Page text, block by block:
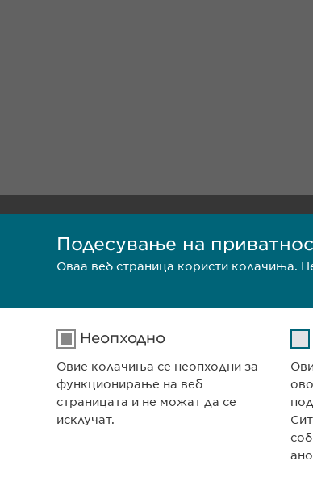
Евофарма АГ
Антон Попов
Заштита на лични податоци
Подесување на
Оваа веб страница користи колачиња.
Неопходно
Овие колачиња се неопходни за
функционирање на веб
страницата и не можат да се
исклучат.